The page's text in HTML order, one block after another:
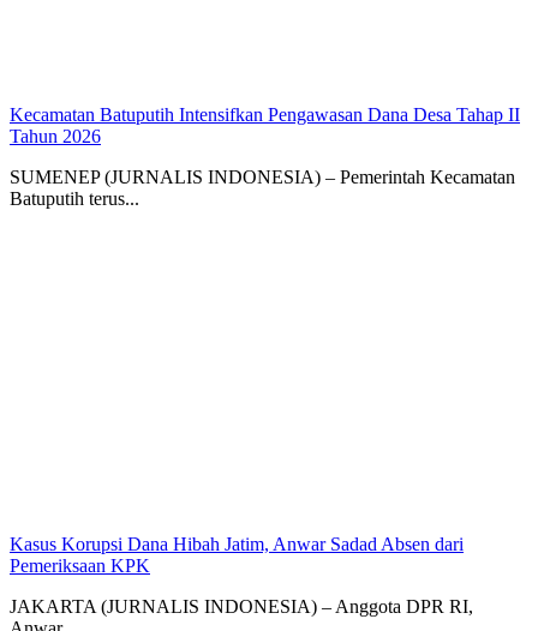
Kecamatan Batuputih Intensifkan Pengawasan Dana Desa Tahap II
Tahun 2026
SUMENEP (JURNALIS INDONESIA) – Pemerintah Kecamatan
Batuputih terus...
Kasus Korupsi Dana Hibah Jatim, Anwar Sadad Absen dari
Pemeriksaan KPK
JAKARTA (JURNALIS INDONESIA) – Anggota DPR RI,